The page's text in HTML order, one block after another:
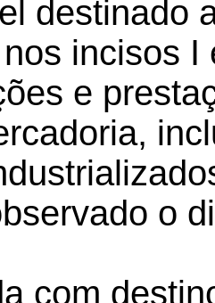
destinado
incisos I
e
o
com